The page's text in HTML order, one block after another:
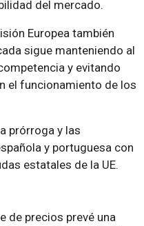
del mercado.
Europea también
sigue manteniendo al
y evitando
el funcionamiento de los
prórroga y las
y portuguesa con
estatales de la UE.
de precios prevé una